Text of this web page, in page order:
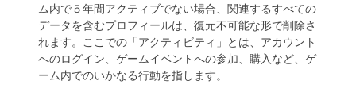
ム内で５年間アクティブでない場合、関連するすべての
データを含むプロフィールは、復元不可能な形で削除さ
れます。ここでの「アクティビティ」とは、アカウント
へのログイン、ゲームイベントへの参加、購入など、ゲ
ーム内でのいかなる行動を指します。